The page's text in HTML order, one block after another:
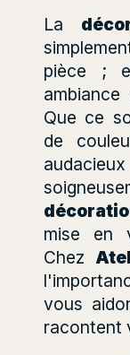
La
pièce ;
Que ce
de
mise en
Chez
vous
racontent